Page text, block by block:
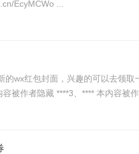
wx红包封面，兴趣的可以去领